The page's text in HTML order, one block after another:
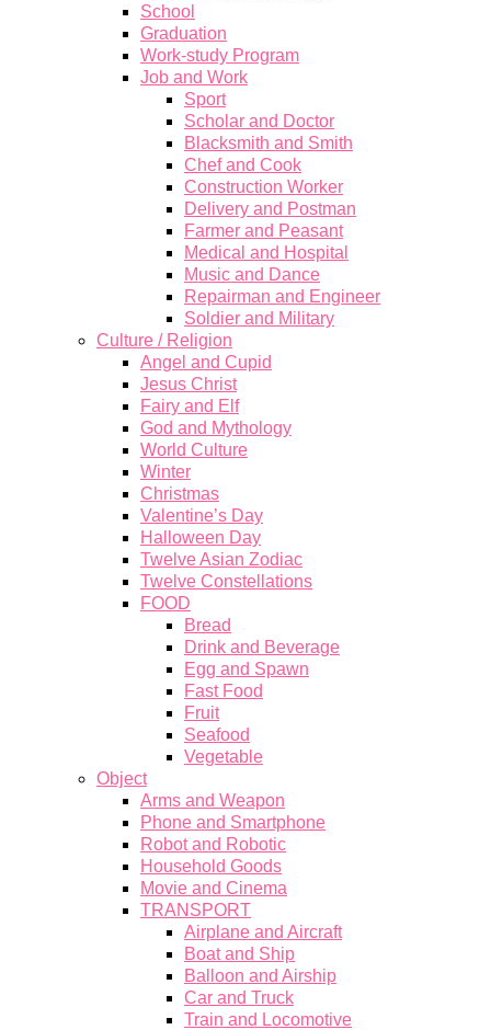
School
Graduation
Work-study Program
Job and Work
Sport
Scholar and Doctor
Blacksmith and Smith
Chef and Cook
Construction Worker
Delivery and Postman
Farmer and Peasant
Medical and Hospital
Music and Dance
Repairman and Engineer
Soldier and Military
Culture / Religion
Angel and Cupid
Jesus Christ
Fairy and Elf
God and Mythology
World Culture
Winter
Christmas
Valentine’s Day
Halloween Day
Twelve Asian Zodiac
Twelve Constellations
FOOD
Bread
Drink and Beverage
Egg and Spawn
Fast Food
Fruit
Seafood
Vegetable
Object
Arms and Weapon
Phone and Smartphone
Robot and Robotic
Household Goods
Movie and Cinema
TRANSPORT
Airplane and Aircraft
Boat and Ship
Balloon and Airship
Car and Truck
Train and Locomotive